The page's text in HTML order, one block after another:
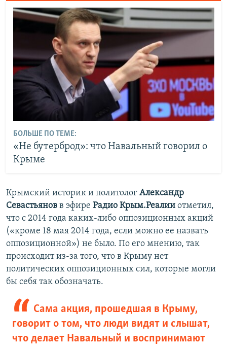
БОЛЬШЕ ПО ТЕМЕ:
«Не бутерброд»: что Навальный говорил о
Крыме
Крымский историк и политолог Александр
Севастьянов в эфире Радио Крым.Реалии отметил,
что с 2014 года каких-либо оппозиционных акций
(«кроме 18 мая 2014 года, если можно ее назвать
оппозиционной») не было. По его мнению, так
происходит из-за того, что в Крыму нет
политических оппозиционных сил, которые могли
бы себя так обозначать.
Сама акция, прошедшая в Крыму,
говорит о том, что люди видят и слышат,
что делает Навальный и воспринимают